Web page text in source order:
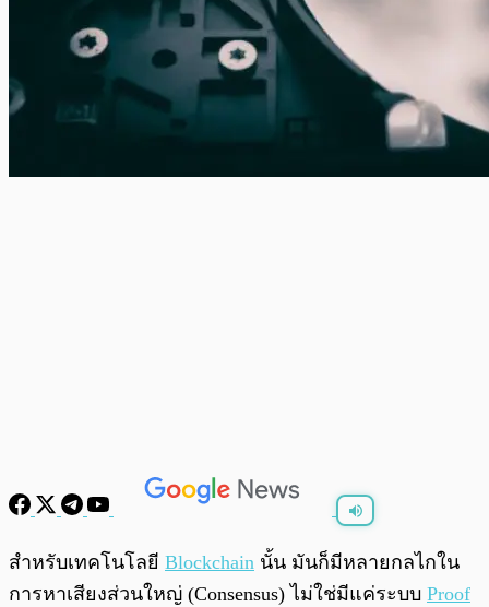
พร้อมเล่น 0:00
สำหรับเทคโนโลยี Blockchain นั้น มันก็มีหลายกลไกใน
การหาเสียงส่วนใหญ่ (Consensus) ไม่ใช่มีแค่ระบบ Proof